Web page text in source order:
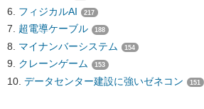
フィジカルAI 217
超電導ケーブル 188
マイナンバーシステム 154
クレーンゲーム 153
データセンター建設に強いゼネコン 151